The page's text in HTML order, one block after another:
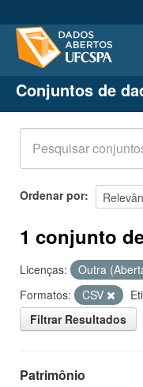
Conjuntos de dados
Organizações
Grupos
Sobre
Conjuntos de
Ordenar por
1 conjunto
Licenças: Outra
Formatos:
CSV
Filtrar Resultados
Patrimônio